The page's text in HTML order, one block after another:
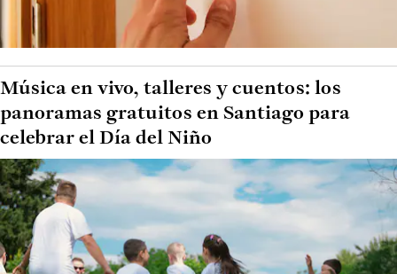
Música en vivo, talleres y cuentos: los
panoramas gratuitos en Santiago para
celebrar el Día del Niño